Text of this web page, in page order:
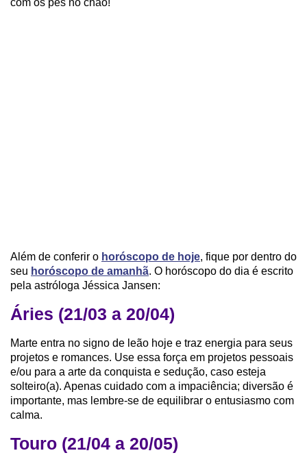
com os pés no chão!
Além de conferir o horóscopo de hoje, fique por dentro do
seu horóscopo de amanhã. O horóscopo do dia é escrito
pela astróloga Jéssica Jansen:
Áries (21/03 a 20/04)
Marte entra no signo de leão hoje e traz energia para seus
projetos e romances. Use essa força em projetos pessoais
e/ou para a arte da conquista e sedução, caso esteja
solteiro(a). Apenas cuidado com a impaciência; diversão é
importante, mas lembre-se de equilibrar o entusiasmo com
calma.
Touro (21/04 a 20/05)